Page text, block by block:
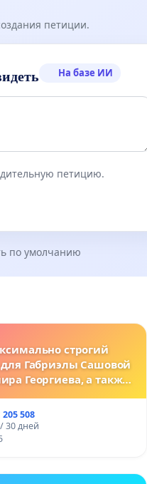
петиции.
На базе ИИ
петицию.
по умолчанию
строгий
Габриэлы Сашовой
Георгиева, а также
более
наказания за
против животных!
508
30 дней